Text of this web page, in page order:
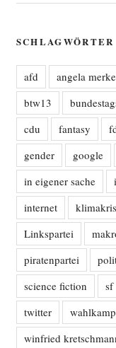
SCHLAGWÖRTER
afd angela
btw13
cdu
fantasy
gender
google
in eigener sache
internet
Linkspartei
piratenpartei
science fiction
sf
twitter
winfried